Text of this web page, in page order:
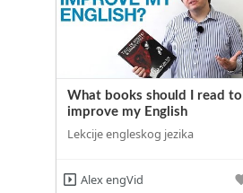
What books should I read to
improve my English
Lekcije engleskog jezika
Alex engVid